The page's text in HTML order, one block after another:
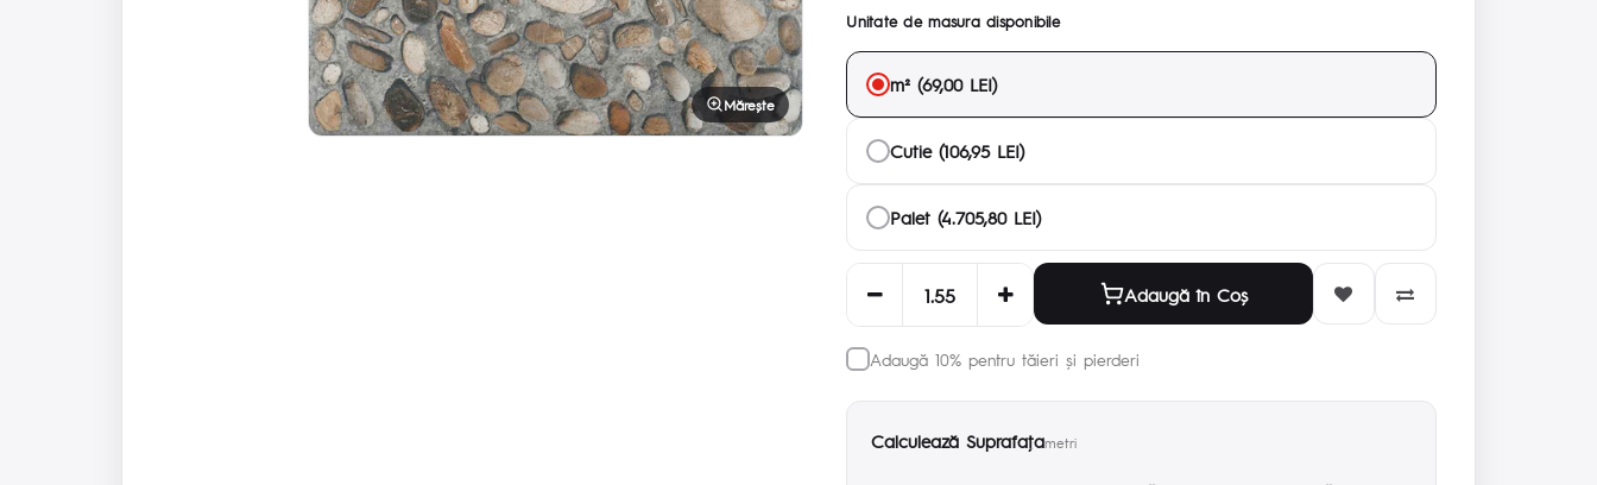
Mărește
Unitate de masura disponibile
m² (69,00 LEI)
Cutie (106,95 LEI)
Palet (4.705,80 LEI)
Adaugă în Coş
Adaugă 10% pentru tăieri și pierderi
Calculează Suprafaţametri